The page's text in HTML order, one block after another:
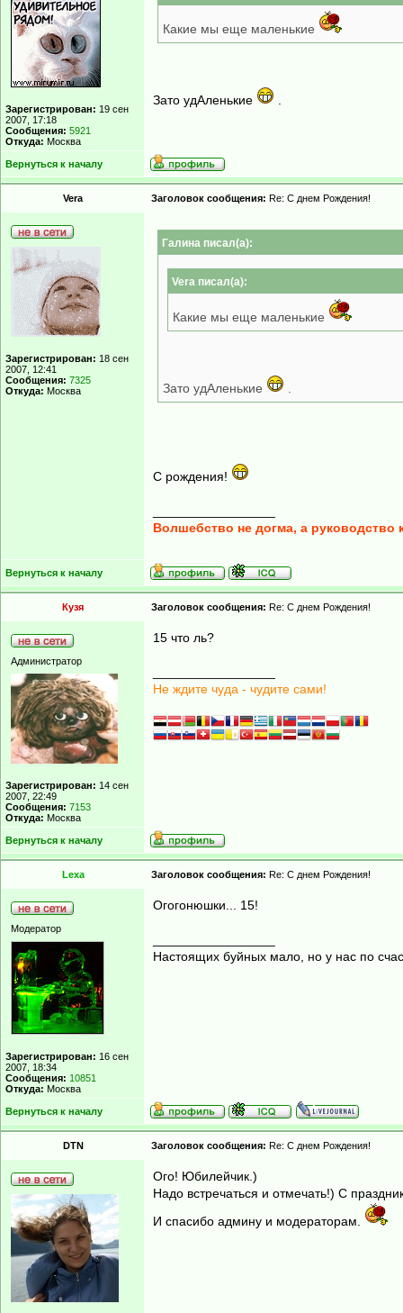
Зарегистрирован: 19 сен
2007, 17:18
Сообщения: 5921
Откуда: Москва
Какие мы еще маленькие
Зато удАленькие
Вернуться к началу
Vera Заголовок сообщения: Re: С днем Рождения!
Зарегистрирован: 18 сен
2007, 12:41
Сообщения: 7325
Откуда: Москва
Гaлинa писал(а):
Vera писал(а):
Какие мы еще маленькие
Зато удАленькие
С рождения!
Волшебство не догма, а руководство
Вернуться к началу
Кузя Заголовок сообщения: Re: С днем Рождения!
Администратор
Зарегистрирован: 14 сен
2007, 22:49
Сообщения: 7153
Откуда: Москва
15 что ль?
Не ждите чуда - чудите сами!
Вернуться к началу
Lexa Заголовок сообщения: Re: С днем Рождения!
Модератор
Зарегистрирован: 16 сен
2007, 18:34
Сообщения: 10851
Откуда: Москва
Огогонюшки... 15!
Настоящих буйных мало, но у нас по
Вернуться к началу
DTN Заголовок сообщения: Re: С днем Рождения!
Ого! Юбилейчик.)
Надо встречаться и отмечать!) С
И спасибо админу и модераторам.